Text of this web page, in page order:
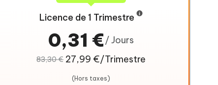
Licence de 1 Trimestre
0,31 € / Jours
83,30 € 27,99 €/Trimestre
(Hors taxes)